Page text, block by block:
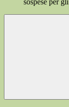
sospese per